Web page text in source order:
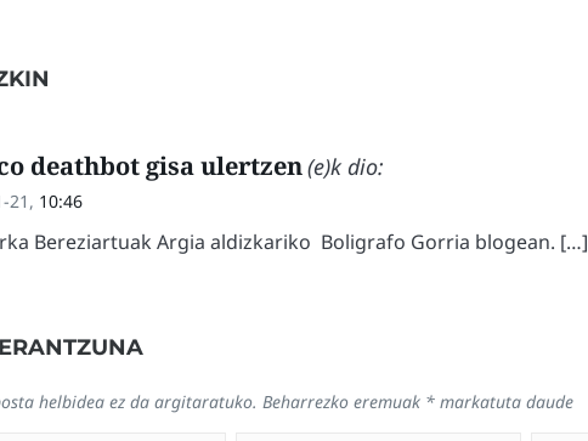
deathbot gisa ulertzen(e)k dio:
21, 10:46
Bereziartuak Argia aldizkariko Boligrafo Gorria blogean. […]
helbidea ez da argitaratuko. Beharrezko eremuak * markatuta daude